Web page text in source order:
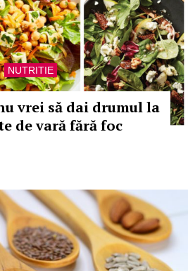
NUTRITIE
vrei să dai drumul la
de vară fără foc